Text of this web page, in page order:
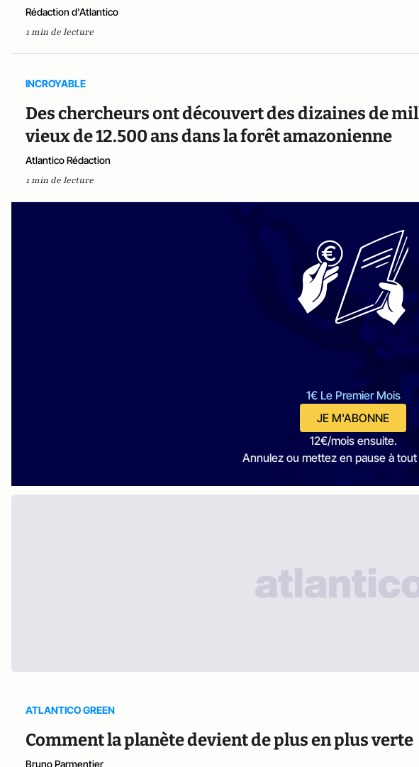
Rédaction d'Atlantico
1 min de lecture
INCROYABLE
Des chercheurs ont découvert des dizaines de
vieux de 12.500 ans dans la forêt amazonienne
Atlantico Rédaction
1 min de lecture
1€ Le Premier Mois
JE M'ABONNE
12€/mois ensuite.
Annulez ou mettez en pause à
ATLANTICO GREEN
Comment la planète devient de plus en plus verte
Bruno Parmentier